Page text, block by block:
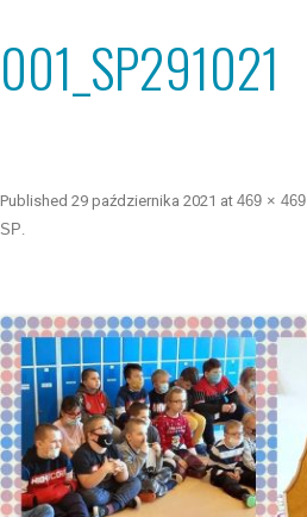
001_SP291021
Published 29 października 2021 at 469 × 469
SP.